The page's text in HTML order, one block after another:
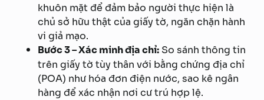
khuôn mặt để đảm bảo người thực hiện là
chủ sở hữu thật của giấy tờ, ngăn chặn hành
vi giả mạo.
Bước 3 – Xác minh địa chỉ: So sánh thông tin
trên giấy tờ tùy thân với bằng chứng địa chỉ
(POA) như hóa đơn điện nước, sao kê ngân
hàng để xác nhận nơi cư trú hợp lệ.